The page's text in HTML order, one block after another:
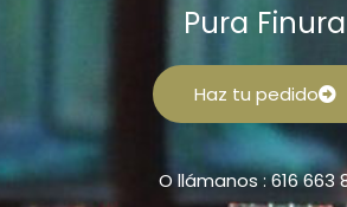
Pura Finura
Haz tu pedido
O llámanos : 616 663